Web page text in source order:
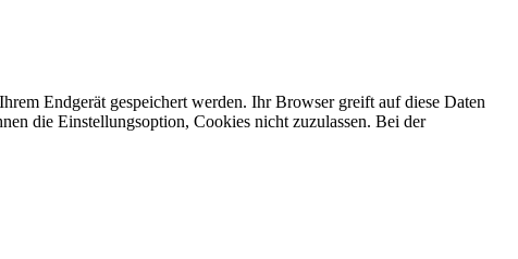
Endgerät gespeichert werden. Ihr Browser greift auf diese Daten
die Einstellungsoption, Cookies nicht zuzulassen. Bei der